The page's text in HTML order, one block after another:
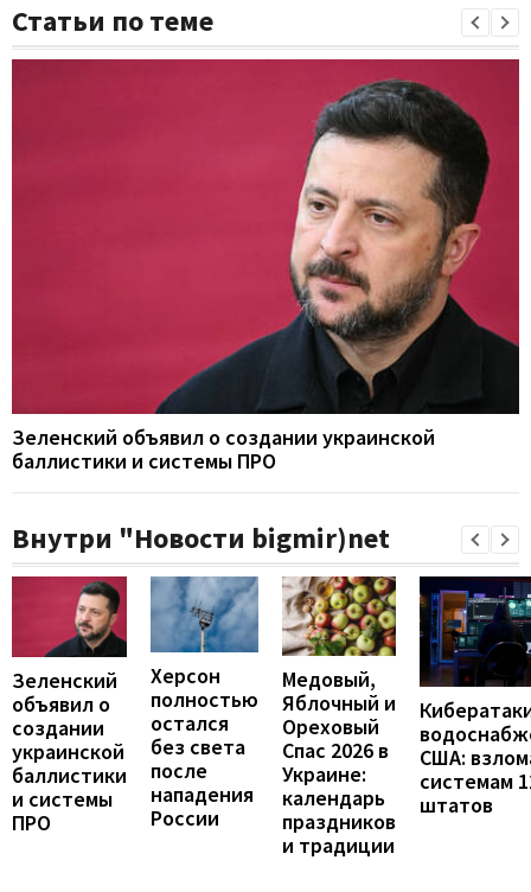
Статьи по теме
Зеленский объявил о создании украинской
баллистики и системы ПРО
Внутри "Новости bigmir)net
Зеленский
объявил о
создании
украинской
баллистики
и системы
ПРО
Херсон
полностью
остался
без света
после
нападения
России
Медовый,
Яблочный и
Ореховый
Спас 2026 в
Украине:
календарь
праздников
и традиции
США:
системам
штатов